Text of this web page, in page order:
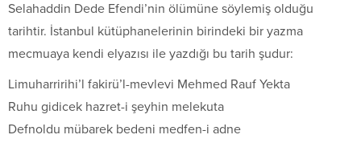
Selahaddin Dede Efendi’nin ölümüne söylemiş olduğu
tarihtir. İstanbul kütüphanelerinin birindeki bir yazma
mecmuaya kendi elyazısı ile yazdığı bu tarih şudur:
Limuharririhi’l fakirü’l-mevlevi Mehmed Rauf Yekta
Ruhu gidicek hazret-i şeyhin melekuta
Defnoldu mübarek bedeni medfen-i adne